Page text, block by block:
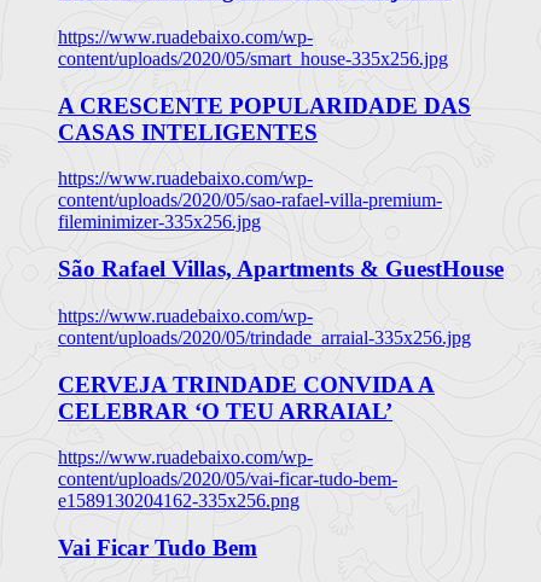
https://www.ruadebaixo.com/wp-
content/uploads/2020/05/smart_house-335x256.jpg
A CRESCENTE POPULARIDADE DAS
CASAS INTELIGENTES
https://www.ruadebaixo.com/wp-
content/uploads/2020/05/sao-rafael-villa-premium-
fileminimizer-335x256.jpg
São Rafael Villas, Apartments & GuestHouse
https://www.ruadebaixo.com/wp-
content/uploads/2020/05/trindade_arraial-335x256.jpg
CERVEJA TRINDADE CONVIDA A
CELEBRAR ‘O TEU ARRAIAL’
https://www.ruadebaixo.com/wp-
content/uploads/2020/05/vai-ficar-tudo-bem-
e1589130204162-335x256.png
Vai Ficar Tudo Bem